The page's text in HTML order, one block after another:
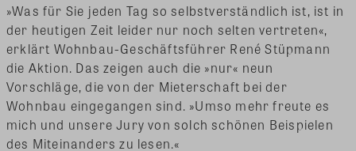
»Was für Sie jeden Tag so selbstverständlich ist, ist in
der heutigen Zeit leider nur noch selten vertreten«,
erklärt Wohnbau-Geschäftsführer René Stüpmann
die Aktion. Das zeigen auch die »nur« neun
Vorschläge, die von der Mieterschaft bei der
Wohnbau eingegangen sind. »Umso mehr freute es
mich und unsere Jury von solch schönen Beispielen
des Miteinanders zu lesen.«